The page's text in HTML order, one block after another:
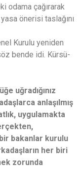
odama çağırarak
önerisi taslağını
Kurulu yeniden
bende idi. Kürsü-
uğradığınız
anlaşılmış
uygulamakta
bakanlar kurulu
her biri
zorunda